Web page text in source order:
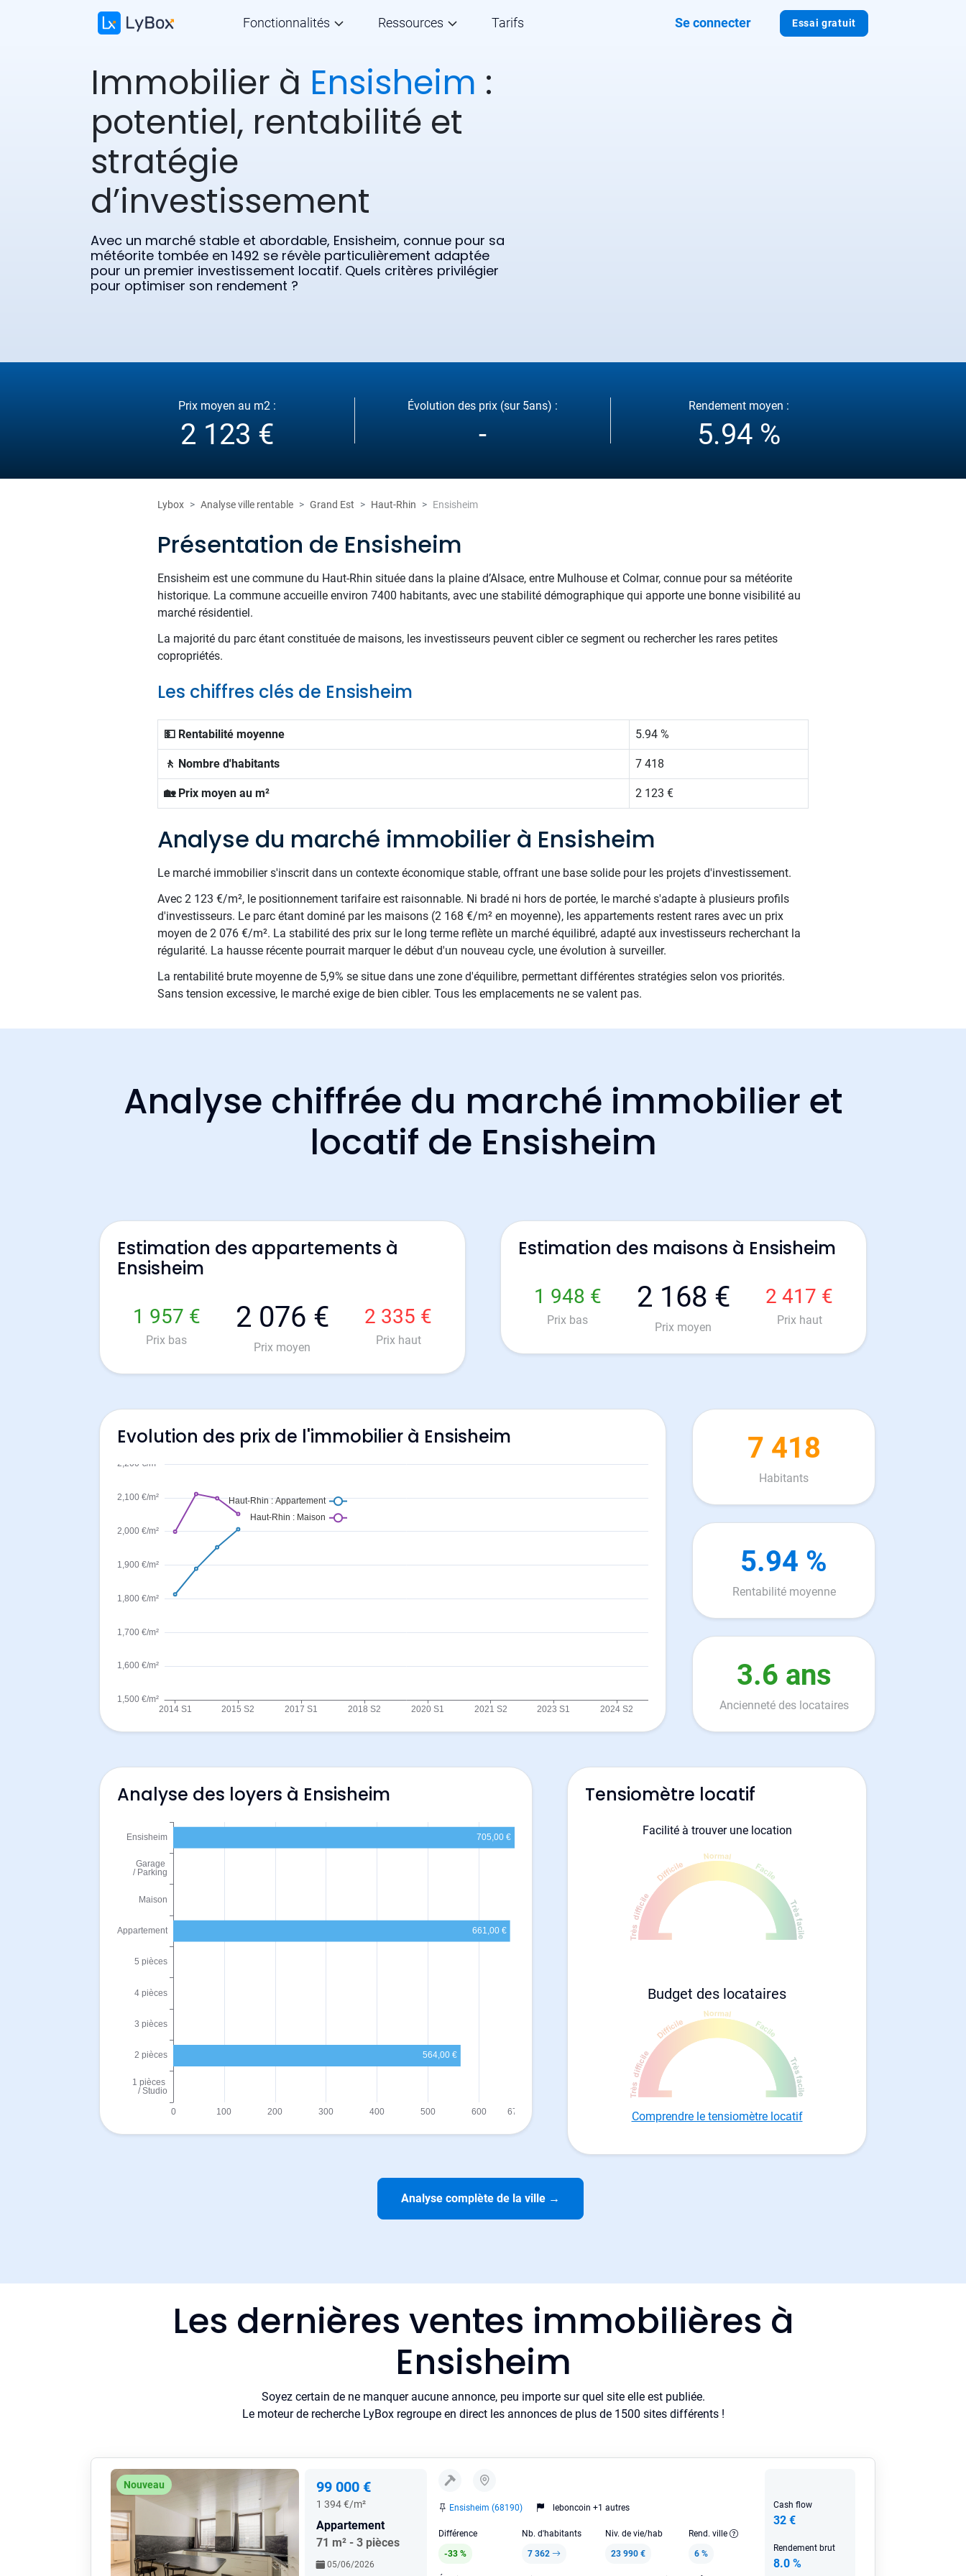
Essai gratuit
Fonctionnalités Ressources Tarifs Se connecter
Immobilier à Ensisheim :
potentiel, rentabilité et
stratégie
d’investissement
Avec un marché stable et abordable, Ensisheim, connue pour sa
météorite tombée en 1492 se révèle particulièrement adaptée
pour un premier investissement locatif. Quels critères privilégier
pour optimiser son rendement ?
Prix moyen au m2 :
2 123 €
Évolution des prix (sur 5ans) :
-
Rendement moyen :
5.94 %
Lybox Analyse ville rentable Grand Est Haut-Rhin Ensisheim
Présentation de Ensisheim
Ensisheim est une commune du Haut-Rhin située dans la plaine d’Alsace, entre Mulhouse et Colmar, connue pour sa météorite
historique. La commune accueille environ 7400 habitants, avec une stabilité démographique qui apporte une bonne visibilité au
marché résidentiel.
La majorité du parc étant constituée de maisons, les investisseurs peuvent cibler ce segment ou rechercher les rares petites
copropriétés.
Les chiffres clés de Ensisheim
💵 Rentabilité moyenne 5.94 %
🚶 Nombre d'habitants 7 418
🏡 Prix moyen au m² 2 123 €
Analyse du marché immobilier à Ensisheim
Le marché immobilier s'inscrit dans un contexte économique stable, offrant une base solide pour les projets d'investissement.
Avec 2 123 €/m², le positionnement tarifaire est raisonnable. Ni bradé ni hors de portée, le marché s'adapte à plusieurs profils
d'investisseurs. Le parc étant dominé par les maisons (2 168 €/m² en moyenne), les appartements restent rares avec un prix
moyen de 2 076 €/m². La stabilité des prix sur le long terme reflète un marché équilibré, adapté aux investisseurs recherchant la
régularité. La hausse récente pourrait marquer le début d'un nouveau cycle, une évolution à surveiller.
La rentabilité brute moyenne de 5,9% se situe dans une zone d'équilibre, permettant différentes stratégies selon vos priorités.
Sans tension excessive, le marché exige de bien cibler. Tous les emplacements ne se valent pas.
Analyse chiffrée du marché immobilier et
locatif de Ensisheim
Estimation des appartements à
Ensisheim
1 957 €
Prix bas
2 076 €
Prix moyen
2 335 €
Prix haut
Estimation des maisons à Ensisheim
1 948 €
Prix bas
2 168 €
Prix moyen
2 417 €
Prix haut
Evolution des prix de l'immobilier à Ensisheim 7 418
Habitants
5.94 %
Rentabilité moyenne
3.6 ans
Ancienneté des locataires
Analyse des loyers à Ensisheim Tensiomètre locatif
Facilité à trouver une location
Budget des locataires
Comprendre le tensiomètre locatif
Analyse complète de la ville →
Les dernières ventes immobilières à
Ensisheim
Soyez certain de ne manquer aucune annonce, peu importe sur quel site elle est publiée.
Le moteur de recherche LyBox regroupe en direct les annonces de plus de 1500 sites différents !
Nouveau 99 000 €
1 394 €/m²
Appartement
71 m² - 3 pièces
05/06/2026
Ensisheim (68190) leboncoin +1 autres
Différence
-33 %
Nb. d'habitants
7 362
Niv. de vie/hab
23 990 €
Rend. ville
6 %
Cash flow
32 €
Rendement brut
8.0 %